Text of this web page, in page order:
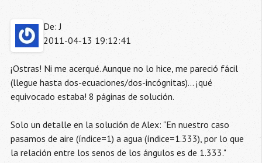
De: J
2011-04-13 19:12:41
¡Ostras! Ni me acerqué. Aunque no lo hice, me pareció fácil
(llegue hasta dos-ecuaciones/dos-incógnitas)... ¡qué
equivocado estaba! 8 páginas de solución.
Solo un detalle en la solución de Alex: "En nuestro caso
pasamos de aire (índice=1) a agua (índice=1.333), por lo que
la relación entre los senos de los ángulos es de 1.333."